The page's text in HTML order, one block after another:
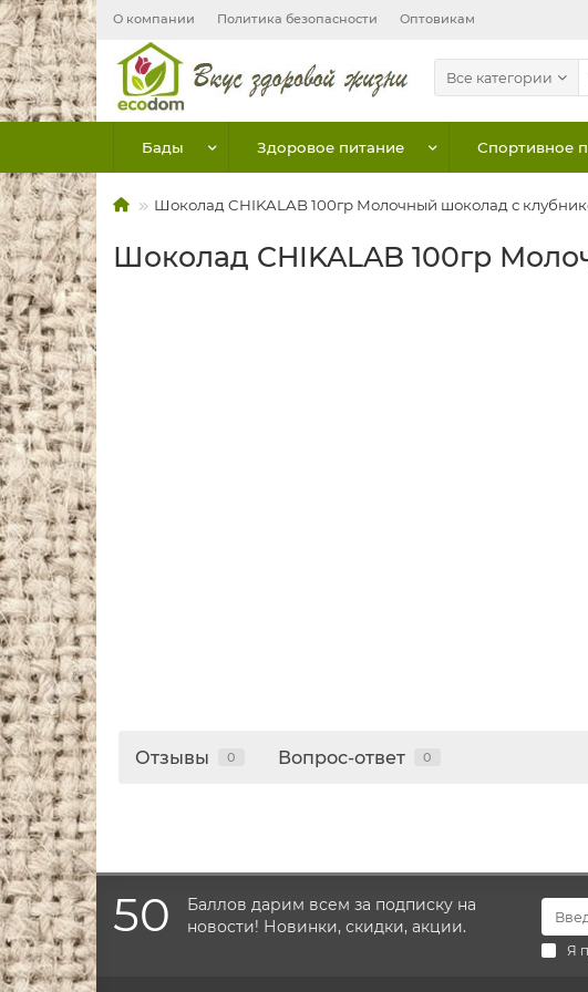
О компании Политика безопасности Оптовикам
Все категории
Бады Здоровое питание Спортивное
Шоколад CHIKALAB 100гр Молочный шоколад с
Шоколад CHIKALAB 100гр
Отзывы 0 Вопрос-ответ 0
50
Баллов дарим всем за подписку на
новости! Новинки, скидки, акции.
Я